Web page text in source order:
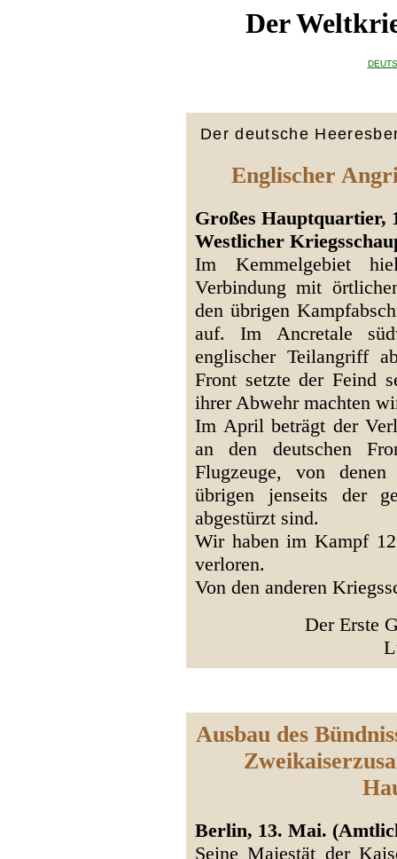
Der
Der deutsche
Englischer
Großes Hauptquartier,
Westlicher
Im Kemmelgebiet
Verbindung mit
den übrigen
auf. Im Ancretale
englischer Teilangriff
Front setzte der Feind
ihrer Abwehr machten
Im April beträgt der
an den deutschen
Flugzeuge, von
übrigen jenseits der
abgestürzt sind.
Wir haben im Kampf
verloren.
Von den anderen
Der Erste
Ausbau des
Berlin, 13. Mai.
Seine Majestät der